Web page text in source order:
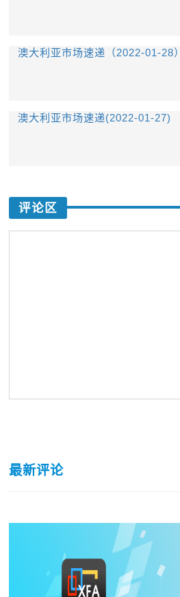
澳大利亚市场速递（2022-01-28）
澳大利亚市场速递(2022-01-27)
评论区
最新评论